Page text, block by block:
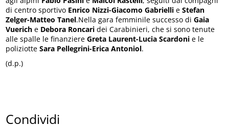
di centro sportivo Enrico Nizzi-Giacomo Gabrielli eStefan
Zelger-Matteo Tanel.Nella gara femminile successo diGaia
Vuerich e Debora Roncari dei Carabinieri, che si sono tenute
alle spalle le finanziereGreta Laurent-Lucia Scardoni e le
poliziotteSara Pellegrini-Erica Antoniol.
(d.p.)
Condividi